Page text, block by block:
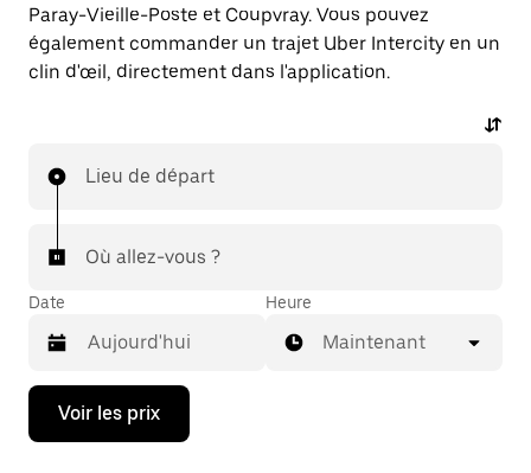
Paray-Vieille-Poste et Coupvray. Vous pouvez
également commander un trajet Uber Intercity en un
clin d'œil, directement dans l'application.
Lieu de départ
Où allez-vous ?
Date
Appuyez
la
Heure
Maintenant
Voir les prix